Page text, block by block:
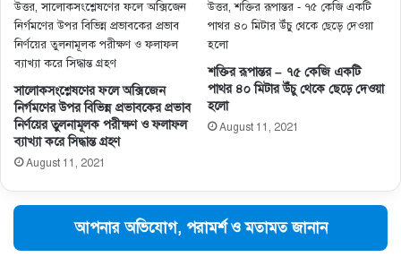
সালােকসংশ্লেষণের ফলে অক্সিজেন
নির্গমণের উপর বিভিন্ন প্রভাবকের প্রভাব
নির্ণয়ের তুলনামূলক পরীক্ষণ ও ফলাফল
ব্যাখ্যা করে সিদ্ধান্ত গ্রহণ
August 11, 2021
শক্তির রূপান্তর – ৭৫ কেজি একটি
পাথর ৪০ মিটার উঁচু থেকে ছেড়ে দেওয়া
হলো
August 11, 2021
আপনার অভিযোগ, পরামর্শ ও মতামত জানান